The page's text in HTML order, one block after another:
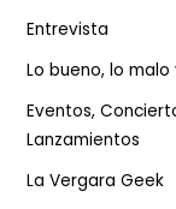
Entrevista
Lo bueno, lo
Eventos,
Lanzamientos
La Vergara Geek